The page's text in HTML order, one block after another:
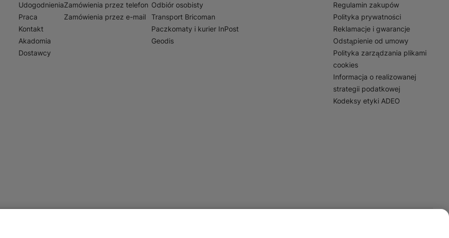
Udogodnienia
Praca
Kontakt
Akadomia
Dostawcy
Zamówienia przez telefon
Zamówienia przez e-mail
Odbiór osobisty
Transport Bricoman
Paczkomaty i kurier InPost
Geodis
Regulamin zakupów
Polityka prywatności
Reklamacje i gwarancje
Odstąpienie od umowy
Polityka zarządzania plikami
cookies
Informacja o realizowanej
strategii podatkowej
Kodeksy etyki ADEO